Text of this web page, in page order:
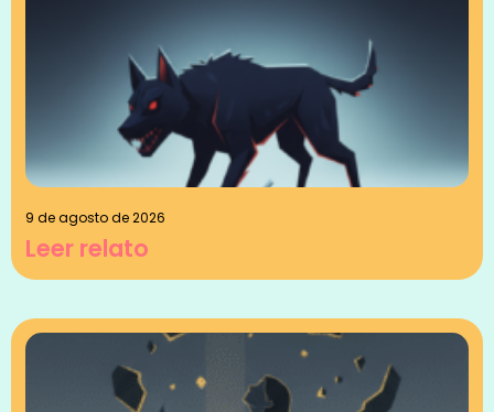
9 de agosto de 2026
Leer relato